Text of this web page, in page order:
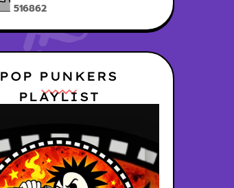
516862
POP PUNKERS
PLAYLIST